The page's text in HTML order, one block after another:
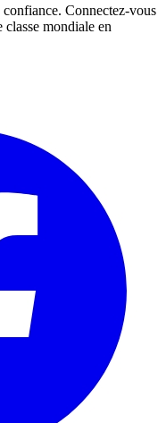
Connectez-vous
classe mondiale en